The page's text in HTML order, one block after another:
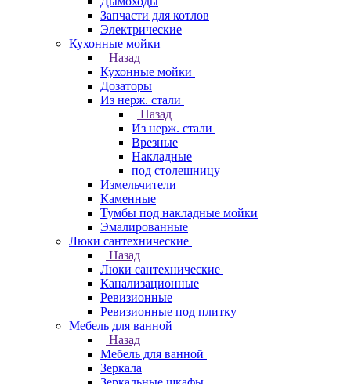
Запчасти для котлов
Электрические
Кухонные мойки
Назад
Кухонные мойки
Дозаторы
Из нерж. стали
Назад
Из нерж. стали
Врезные
Накладные
под столешницу
Измельчители
Каменные
Тумбы под накладные мойки
Эмалированные
Люки сантехнические
Назад
Люки сантехнические
Канализационные
Ревизионные
Ревизионные под плитку
Мебель для ванной
Назад
Мебель для ванной
Зеркала